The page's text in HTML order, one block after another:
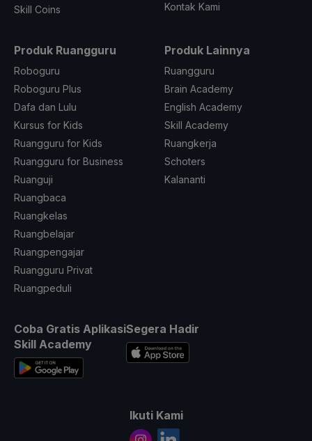
Skill Coins
Kontak Kami
Produk Ruangguru
Roboguru
Roboguru Plus
Dafa dan Lulu
Kursus for Kids
Ruangguru for Kids
Ruangguru for Business
Ruanguji
Ruangbaca
Ruangkelas
Ruangbelajar
Ruangpengajar
Ruangguru Privat
Ruangpeduli
Produk Lainnya
Ruangguru
Brain Academy
English Academy
Skill Academy
Ruangkerja
Schoters
Kalananti
Coba Gratis Aplikasi
Skill Academy
Segera Hadir
Ikuti Kami